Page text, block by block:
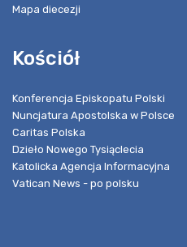
Mapa diecezji
Kościół
Konferencja Episkopatu Polski
Nuncjatura Apostolska w Polsce
Caritas Polska
Dzieło Nowego Tysiąclecia
Katolicka Agencja Informacyjna
Vatican News - po polsku